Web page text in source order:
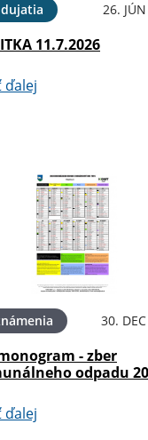
26.
11.7.2026
ďalej
30.
- zber
odpadu
ďalej